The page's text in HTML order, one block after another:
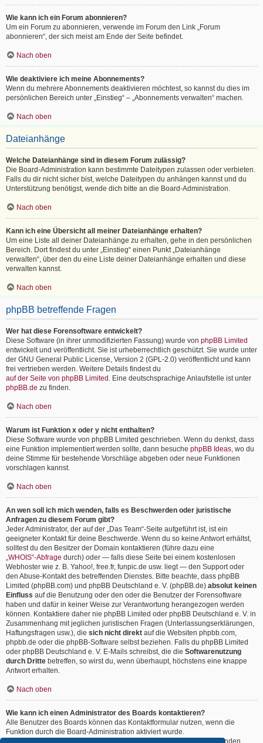
Wie kann ich ein Forum abonnieren?
Um ein Forum zu abonnieren, verwende im Forum den Link „Forum
abonnieren“, der sich meist am Ende der Seite befindet.
Nach oben
Wie deaktiviere ich meine Abonnements?
Wenn du mehrere Abonnements deaktivieren möchtest, so kannst du dies im
persönlichen Bereich unter „Einstieg“ – „Abonnements verwalten“ machen.
Nach oben
Dateianhänge
Welche Dateianhänge sind in diesem Forum zulässig?
Die Board-Administration kann bestimmte Dateitypen zulassen oder verbieten.
Falls du dir nicht sicher bist, welche Dateitypen du anhängen kannst und du
Unterstützung benötigst, wende dich bitte an die Board-Administration.
Nach oben
Kann ich eine Übersicht all meiner Dateianhänge erhalten?
Um eine Liste all deiner Dateianhänge zu erhalten, gehe in den persönlichen
Bereich. Dort findest du unter „Einstieg“ einen Punkt „Dateianhänge
verwalten“, über den du eine Liste deiner Dateianhänge erhalten und diese
verwalten kannst.
Nach oben
phpBB betreffende Fragen
Wer hat diese Forensoftware entwickelt?
Diese Software (in ihrer unmodifizierten Fassung) wurde von phpBB Limited
entwickelt und veröffentlicht. Sie ist urheberrechtlich geschützt. Sie wurde unter
der GNU General Public License, Version 2 (GPL-2.0) veröffentlicht und kann
frei vertrieben werden. Weitere Details findest du
auf der Seite von phpBB Limited . Eine deutschsprachige Anlaufstelle ist unter
phpBB.de zu finden.
Nach oben
Warum ist Funktion x oder y nicht enthalten?
Diese Software wurde von phpBB Limited geschrieben. Wenn du denkst, dass
eine Funktion implementiert werden sollte, dann besuche phpBB Ideas, wo du
deine Stimme für bestehende Vorschläge abgeben oder neue Funktionen
vorschlagen kannst.
Nach oben
An wen soll ich mich wenden, falls es Beschwerden oder juristische
Anfragen zu diesem Forum gibt?
Jeder Administrator, der auf der „Das Team“-Seite aufgeführt ist, ist ein
geeigneter Kontakt für deine Beschwerde. Wenn du so keine Antwort erhältst,
solltest du den Besitzer der Domain kontaktieren (führe dazu eine
„WHOIS“-Abfrage durch) oder — falls diese Seite bei einem kostenlosen
Webhoster wie z. B. Yahoo!, free.fr, funpic.de usw. liegt — den Support oder
den Abuse-Kontakt des betreffenden Dienstes. Bitte beachte, dass phpBB
Limited (phpBB.com) und phpBB Deutschland e. V. (phpBB.de) absolut keinen
Einfluss auf die Benutzung oder den oder die Benutzer der Forensoftware
haben und dafür in keiner Weise zur Verantwortung herangezogen werden
können. Kontaktiere daher nie phpBB Limited oder phpBB Deutschland e. V. in
Zusammenhang mit jeglichen juristischen Fragen (Unterlassungserklärungen,
Haftungsfragen usw.), die sich nicht direkt auf die Websiten phpbb.com,
phpbb.de oder die phpBB-Software selbst beziehen. Falls du phpBB Limited
oder phpBB Deutschland e. V. E-Mails schreibst, die die Softwarenutzung
durch Dritte betreffen, so wirst du, wenn überhaupt, höchstens eine knappe
Antwort erhalten.
Nach oben
Wie kann ich einen Administrator des Boards kontaktieren?
Alle Benutzer des Boards können das Kontaktformular nutzen, wenn die
Funktion durch die Board-Administration aktiviert wurde.
Mitglieder des Boards können zusätzlich den Link „Das Team“ verwenden.